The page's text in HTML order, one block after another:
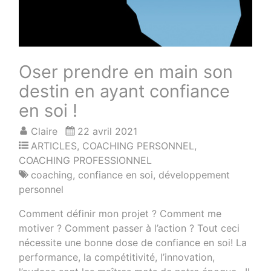
Oser prendre en main son
destin en ayant confiance
en soi !
Claire
22 avril 2021
ARTICLES, COACHING PERSONNEL,
COACHING PROFESSIONNEL
coaching, confiance en soi, développement
personnel
Comment définir mon projet ? Comment me
motiver ? Comment passer à l’action ? Tout ceci
nécessite une bonne dose de confiance en soi! La
performance, la compétitivité, l’innovation,